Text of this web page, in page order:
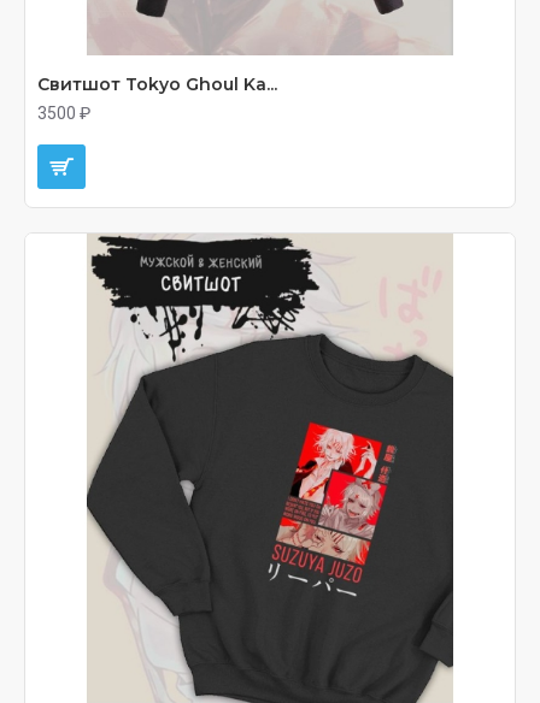
Свитшот Tokyo Ghoul Ka...
3500 ₽